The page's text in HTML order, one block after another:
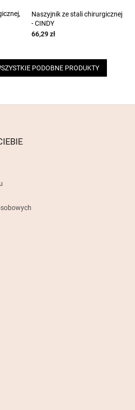
Naszyjnik ze stali chirurgicznej
- CINDY
66,29 zł
PODOBNE PRODUKTY